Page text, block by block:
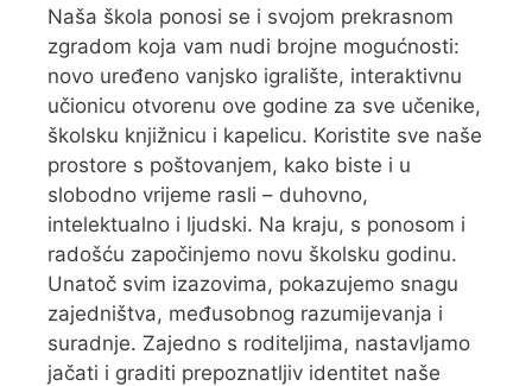
Naša škola ponosi se i svojom prekrasnom
zgradom koja vam nudi brojne mogućnosti:
novo uređeno vanjsko igralište, interaktivnu
učionicu otvorenu ove godine za sve učenike,
školsku knjižnicu i kapelicu. Koristite sve naše
prostore s poštovanjem, kako biste i u
slobodno vrijeme rasli – duhovno,
intelektualno i ljudski. Na kraju, s ponosom i
radošću započinjemo novu školsku godinu.
Unatoč svim izazovima, pokazujemo snagu
zajedništva, međusobnog razumijevanja i
suradnje. Zajedno s roditeljima, nastavljamo
jačati i graditi prepoznatljiv identitet naše